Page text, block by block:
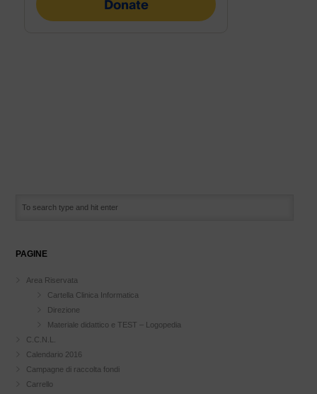
PAGINE
Area Riservata
Cartella Clinica Informatica
Direzione
Materiale didattico e TEST – Logopedia
C.C.N.L.
Calendario 2016
Campagne di raccolta fondi
Carrello